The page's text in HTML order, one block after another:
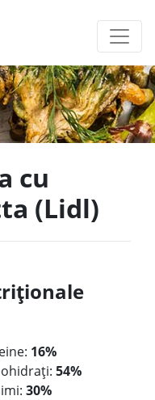
cu
(Lidl)
16%
54%
30%